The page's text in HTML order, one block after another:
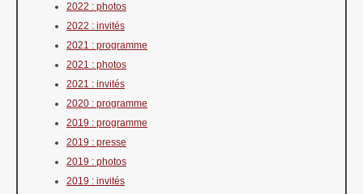
2022 : photos
2022 : invités
2021 : programme
2021 : photos
2021 : invités
2020 : programme
2019 : programme
2019 : presse
2019 : photos
2019 : invités